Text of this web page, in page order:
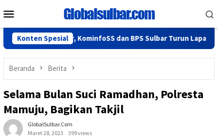
ke
Mobile
Konten Spesial
Lancar, KominfoSS dan BPS Sulbar Turun Lapangan
Beranda Berita
Selama Bulan Suci Ramadhan, Polresta
Mamuju, Bagikan Takjil
GlobalSulbar.com
Maret 28, 2023
399 views